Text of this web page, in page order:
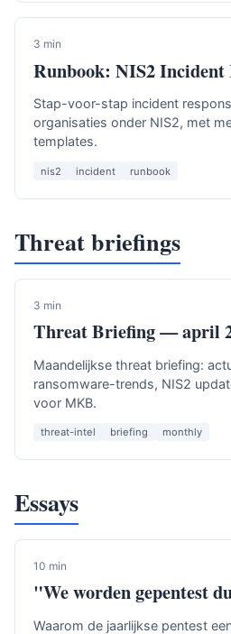
3 min
Runbook: NIS2 Incident
Stap-voor-stap incident
organisaties onder NIS2, met
templates.
nis2 incident runbook
Threat briefings
3 min
Threat Briefing — april
Maandelijkse threat briefing:
ransomware-trends, NIS2
voor MKB.
threat-intel briefing monthly
Essays
10 min
"We worden gepentest
Waarom de jaarlijkse pentest